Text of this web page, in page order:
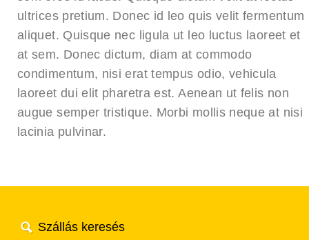
ultrices pretium. Donec id leo quis velit fermentum
aliquet. Quisque nec ligula ut leo luctus laoreet et
at sem. Donec dictum, diam at commodo
condimentum, nisi erat tempus odio, vehicula
laoreet dui elit pharetra est. Aenean ut felis non
augue semper tristique. Morbi mollis neque at nisi
lacinia pulvinar.
Szállás keresés